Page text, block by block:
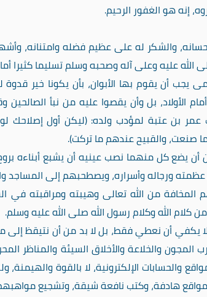
إنه هو الغفور الرحيم.
والشكر له على عظيم فضله وامتنانه،
عليه وعلى آله وصحبه وسلم تسليما كثيرا أما
يجب أن يقوم بها الأبوان، بأن يكونا خير
الأولاد، بل وأن يقصوا عليه من نبأ
عمر بن عتبة لمؤدب ولده: (ليكن أول إصلاحك
صنعت، والقبيح عندهم ما تركت).
أن يضع كل منهما نصب عينيه أن يشبع أبناءه
ورجاله وأسراره، ويصطحبهم إلى المساجد
المخافة من الله تعالى وهيبته ومراقبته في
كلام الله وكلام رسول الله صلى الله عليه وسلم.
يكفي أن نعطي فقط، بل لا بد من أن نتيقظ إلى
المجون والخلاعة والأخلاق السيئة والمناظر
والحسابات الإلكترونية، لا بالقوة
هادفة، وكتب نافعة شيقة، وتشجيع